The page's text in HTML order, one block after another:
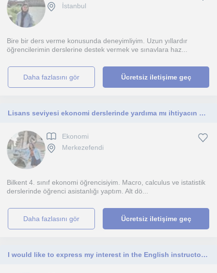
İstanbul
Bire bir ders verme konusunda deneyimliyim. Uzun yıllardır
öğrencilerimin derslerine destek vermek ve sınavlara haz...
daha fazlasını gör Ücretsiz iletişime geç
Lisans seviyesi ekonomi derslerinde yardıma mı ihtiyacın var? Hak ettiğin notu alman için burdayım.
Ekonomi
Merkezefendi
Bilkent 4. sınıf ekonomi öğrencisiyim. Macro, calculus ve istatistik
derslerinde öğrenci asistanlığı yaptım. Alt dö...
daha fazlasını gör Ücretsiz iletişime geç
I would like to express my interest in the English instructor position at your institution. All levels